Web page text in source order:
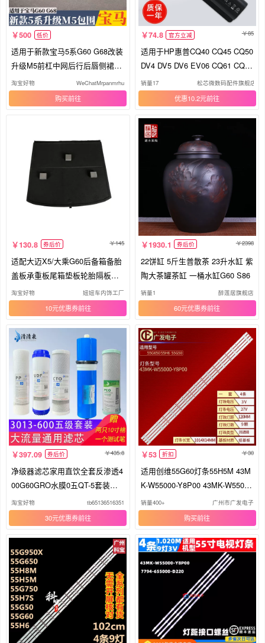
500 低价
适用于新款宝马5系G60 G68改装
升级M5前杠中网后行后唇侧裙侧
杠
淘宝好物 WeChatMrpanmrhu
购买
74.8 官方立减 85
适用于HP惠普CQ40 CQ45 CQ50
DV4 DV5 DV6 EV06 CQ61 CQ41
G50 G60 HSTNN-C51C/LB72/U
B73笔记本电脑电池
销量17 松芯微数码配件旗舰店
优惠10.2元
130.8 券后价 145
适配大迈X5/大乘G60后备箱备胎
盖板承重板尾箱垫板轮胎隔板行
李箱
淘宝好物 妞妞车内饰工厂
10元优惠券
1930.1 券后价 2398
22饼缸 5斤生普散茶 23升水缸 紫
陶大茶罐茶缸 一桶水缸G60 S86
销量1 醉莲居旗舰店
60元优惠券
397.09 券后价 435.8
净级器滤芯家用直饮全套反渗透4
00G60GRO水膜0五QT-5套装净
水机过
淘宝好物 tb65136516351
30元优惠券
53 折扣 30
适用创维55G60灯条55H5M 43M
K-W55000-Y8P00 43MK-W55000
-7P00
销量400+ 广州市广发电子
购买